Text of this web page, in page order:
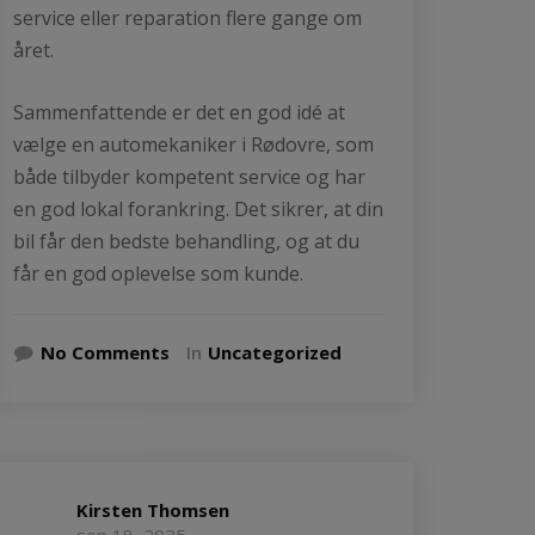
service eller reparation flere gange om
året.
Sammenfattende er det en god idé at
vælge en automekaniker i Rødovre, som
både tilbyder kompetent service og har
en god lokal forankring. Det sikrer, at din
bil får den bedste behandling, og at du
får en god oplevelse som kunde.
No Comments In Uncategorized
Kirsten Thomsen